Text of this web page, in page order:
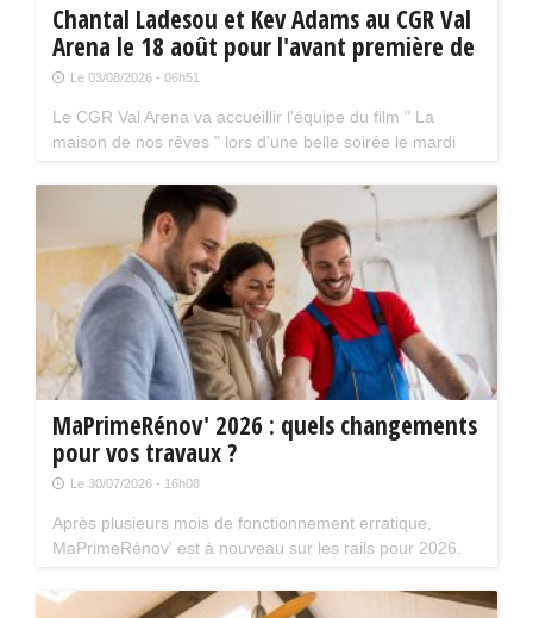
Chantal Ladesou et Kev Adams au CGR Val
Arena le 18 août pour l'avant première de
" La maison de nos rêves "
Le 03/08/2026 - 06h51
Le CGR Val Arena va accueillir l'équipe du film " La
maison de nos rêves " lors d'une belle soirée le mardi
présence de Kev Adams et Chantal Ladesou.
MaPrimeRénov' 2026 : quels changements
pour vos travaux ?
Le 30/07/2026 - 16h08
Après plusieurs mois de fonctionnement erratique,
MaPrimeRénov' est à nouveau sur les rails pour 2026.
limiter le nombre de chantiers éligibles. Tour d'horizon.